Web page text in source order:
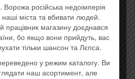
2:52
російська недоімперія
міста та вбивати людей.
працівник магазину доєднався
бо якщо вони прийдуть, вас
тільки шансон та Лєпса.
у режим каталогу. Ви
наш асортимент, але